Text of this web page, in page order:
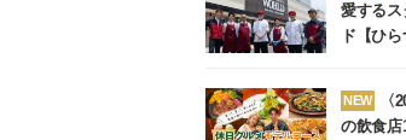
愛する
ド【ひら
NEW
〈
の飲食店